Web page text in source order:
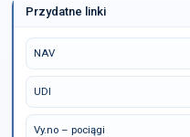
Przydatne linki
NAV
UDI
Vy.no – pociągi